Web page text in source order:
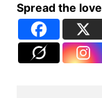
Spread the love